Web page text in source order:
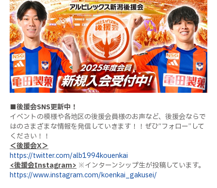
■後援会SNS更新中！
イベントの模様や各地区の後援会員様のお声など、後援会ならで
はのさまざまな情報を発信していきます！！ぜひ“フォロー”して
ください！！
＜後援会X＞
https://twitter.com/alb1994kouenkai
<後援会Instagram> ※インターンシップ生が投稿しています。
https://www.instagram.com/koenkai_gakusei/